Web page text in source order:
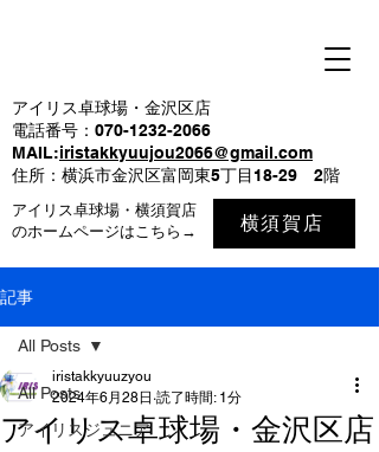
アイリス卓球場・金沢区店
電話番号：070-1232-2066
MAIL:iristakkyuujou2066@gmail.com
住所：横浜市金沢区富岡東5丁目18-29 2階
アイリス卓球場・横須賀店
のホームページはこちら→
横須賀店
記事
All Posts
アイリスジュニア
All Posts
アイリス卓球場・金沢区店
iristakkyuuzyou
2024年6月28日 読了時間: 1分